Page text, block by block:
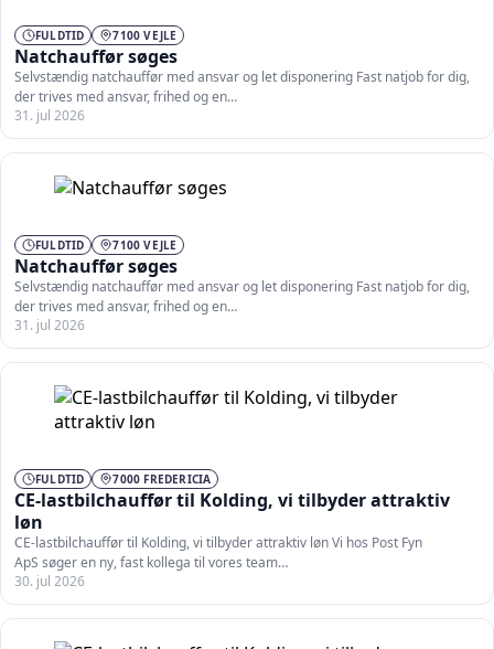
FULDTID 7100 VEJLE
Natchauffør søges
Selvstændig natchauffør med ansvar og let disponering Fast natjob for dig,
der trives med ansvar, frihed og en…
31. jul 2026
FULDTID 7100 VEJLE
Natchauffør søges
Selvstændig natchauffør med ansvar og let disponering Fast natjob for dig,
der trives med ansvar, frihed og en…
31. jul 2026
FULDTID 7000 FREDERICIA
CE-lastbilchauffør til Kolding, vi tilbyder attraktiv
løn
CE-lastbilchauffør til Kolding, vi tilbyder attraktiv løn Vi hos Post Fyn
ApS søger en ny, fast kollega til vores team…
30. jul 2026